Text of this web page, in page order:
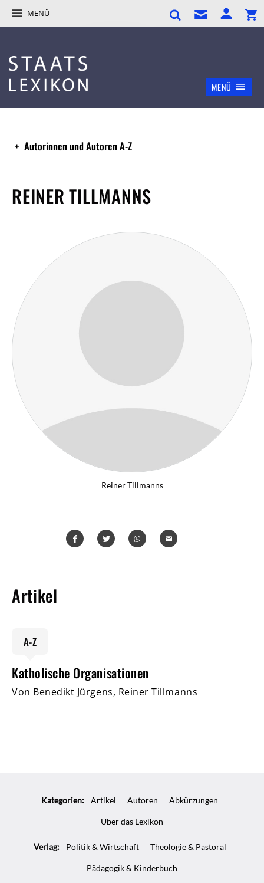
MENÜ
MENÜ
Autorinnen und Autoren A-Z
REINER TILLMANNS
Reiner Tillmanns
Artikel
A-Z
Katholische Organisationen
Von Benedikt Jürgens, Reiner Tillmanns
Kategorien: Artikel Autoren Abkürzungen
Über das Lexikon
Verlag: Politik & Wirtschaft Theologie & Pastoral
Pädagogik & Kinderbuch